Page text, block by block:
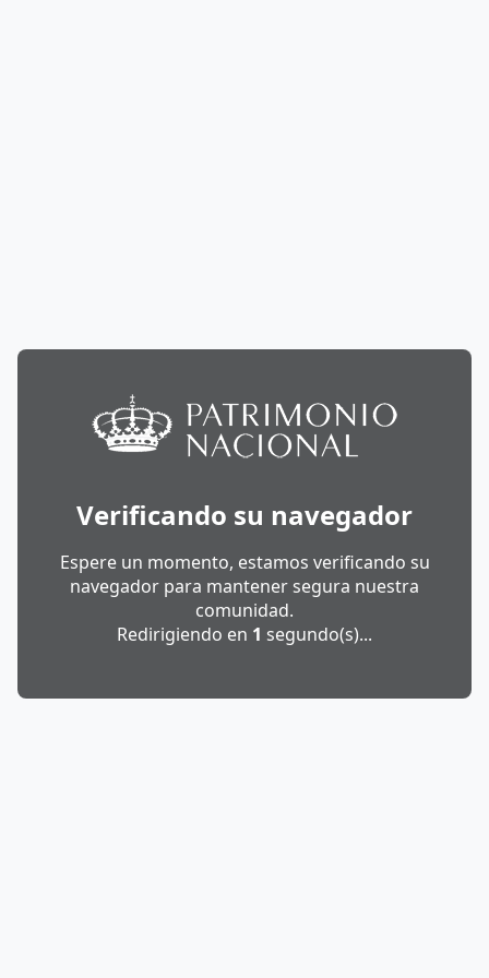
Verificando su navegador
Espere un momento, estamos verificando su
navegador para mantener segura nuestra
comunidad.
Redirigiendo en 1 segundo(s)...